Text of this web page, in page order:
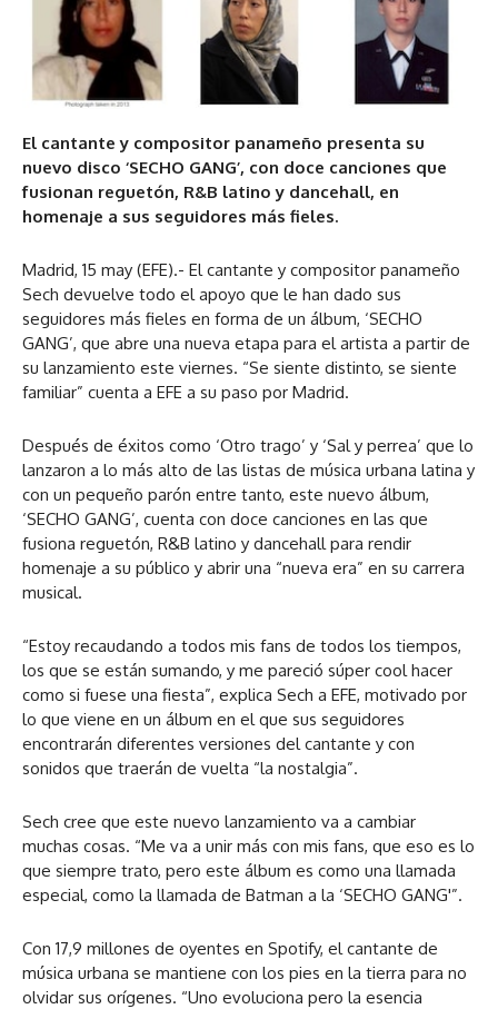
El cantante y compositor panameño presenta su
nuevo disco ‘SECHO GANG’, con doce canciones que
fusionan reguetón, R&B latino y dancehall, en
homenaje a sus seguidores más fieles.
Madrid, 15 may (EFE).- El cantante y compositor panameño
Sech devuelve todo el apoyo que le han dado sus
seguidores más fieles en forma de un álbum, ‘SECHO
GANG’, que abre una nueva etapa para el artista a partir de
su lanzamiento este viernes. “Se siente distinto, se siente
familiar” cuenta a EFE a su paso por Madrid.
Después de éxitos como ‘Otro trago’ y ‘Sal y perrea’ que lo
lanzaron a lo más alto de las listas de música urbana latina y
con un pequeño parón entre tanto, este nuevo álbum,
‘SECHO GANG’, cuenta con doce canciones en las que
fusiona reguetón, R&B latino y dancehall para rendir
homenaje a su público y abrir una “nueva era” en su carrera
musical.
“Estoy recaudando a todos mis fans de todos los tiempos,
los que se están sumando, y me pareció súper cool hacer
como si fuese una fiesta”, explica Sech a EFE, motivado por
lo que viene en un álbum en el que sus seguidores
encontrarán diferentes versiones del cantante y con
sonidos que traerán de vuelta “la nostalgia”.
Sech cree que este nuevo lanzamiento va a cambiar
muchas cosas. “Me va a unir más con mis fans, que eso es lo
que siempre trato, pero este álbum es como una llamada
especial, como la llamada de Batman a la ‘SECHO GANG'”.
Con 17,9 millones de oyentes en Spotify, el cantante de
música urbana se mantiene con los pies en la tierra para no
olvidar sus orígenes. “Uno evoluciona pero la esencia